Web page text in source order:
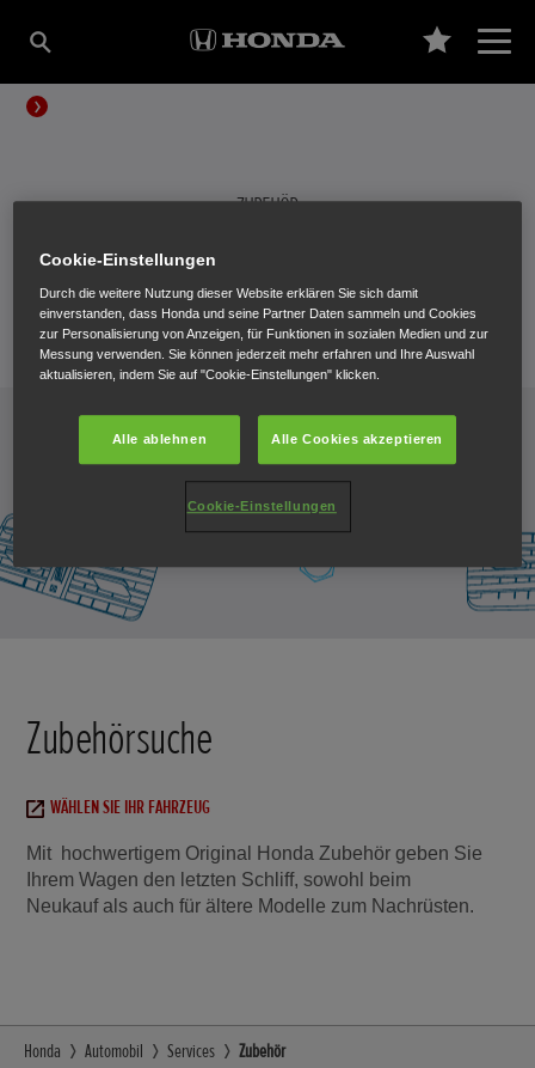
ZUBEHÖR
HONDA ZUBEHÖR
Zubehörsuche
WÄHLEN SIE IHR FAHRZEUG
Mit hochwertigem Original Honda Zubehör geben Sie
Ihrem Wagen den letzten Schliff, sowohl beim
Neukauf als auch für ältere Modelle zum Nachrüsten.
Honda Automobil Services Zubehör
Cookie-Einstellungen
Durch die weitere Nutzung dieser Website erklären Sie sich damit
einverstanden, dass Honda und seine Partner Daten sammeln und Cookies
zur Personalisierung von Anzeigen, für Funktionen in sozialen Medien und zur
Messung verwenden. Sie können jederzeit mehr erfahren und Ihre Auswahl
aktualisieren, indem Sie auf "Cookie-Einstellungen" klicken.
Alle ablehnen Alle Cookies akzeptieren
Cookie-Einstellungen